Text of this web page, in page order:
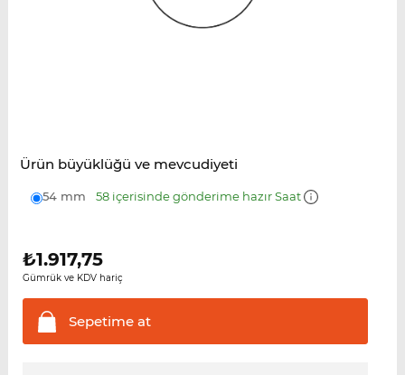
Ürün büyüklüğü ve mevcudiyeti
54 mm 58 içerisinde gönderime hazır Saat
₺1.917,75
Gümrük ve KDV hariç
Sepetimeat